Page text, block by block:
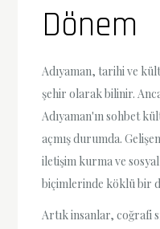
Dönem
Adıyaman, tarihi ve
şehir olarak bilinir.
Adıyaman'ın sohbet
açmış durumda.
iletişim kurma ve
biçimlerinde köklü bir
Artık insanlar, coğrafi